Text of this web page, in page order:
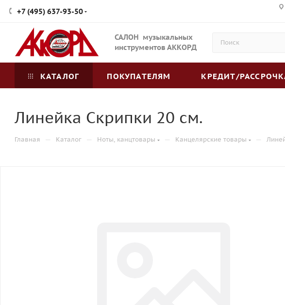
+7 (495) 637-93-50
САЛОН музыкальных
инструментов АККОРД
КАТАЛОГ ПОКУПАТЕЛЯМ КРЕДИТ/
Линейка Скрипки 20 см.
Главная — Каталог — Ноты, канцтовары — Канцелярские товары —